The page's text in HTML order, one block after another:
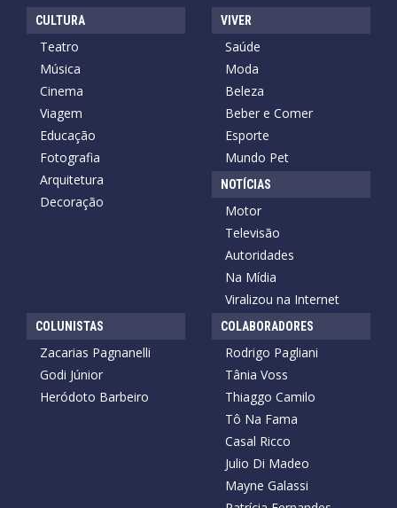
CULTURA
Teatro
Música
Cinema
Viagem
Educação
Fotografia
Arquitetura
Decoração
VIVER
Saúde
Moda
Beleza
Beber e Comer
Esporte
Mundo Pet
NOTÍCIAS
Motor
Televisão
Autoridades
Na Mídia
Viralizou na Internet
COLUNISTAS
Zacarias Pagnanelli
Godi Júnior
Heródoto Barbeiro
COLABORADORES
Rodrigo Pagliani
Tânia Voss
Thiaggo Camilo
Tô Na Fama
Casal Ricco
Julio Di Madeo
Mayne Galassi